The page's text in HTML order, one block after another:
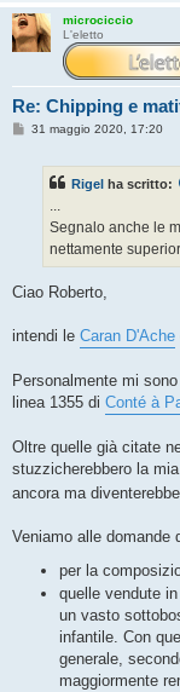
microciccio
L'eletto
Re: Chipping e
M31 maggio 2020, 17:20
Rigel ha scritto:
Segnalo anche le
nettamente
Ciao Roberto,
intendi le Caran D'Ache
Personalmente mi
linea 1355 di Conté à
Oltre quelle già citate
stuzzicherebbero la
ancora ma
Veniamo alle domande
per la
quelle vendute
un vasto
infantile. Con
generale,
maggiormente